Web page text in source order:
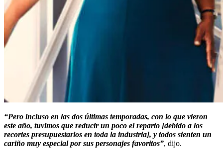
“Pero incluso en las dos últimas temporadas, con lo que vieron
este año, tuvimos que reducir un poco el reparto [debido a los
recortes presupuestarios en toda la industria], y todos sienten un
cariño muy especial por sus personajes favoritos”, dijo.